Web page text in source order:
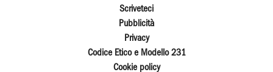
Scriveteci
Pubblicità
Privacy
Codice Etico e Modello 231
Cookie policy